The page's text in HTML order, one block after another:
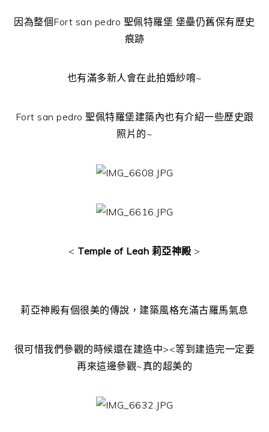
因為整個Fort san pedro 聖佩特羅堡 堡壘仍舊保有歷史
痕跡
也有滿多新人會在此拍婚紗唷~
Fort san pedro 聖佩特羅堡建築內也有介紹一些歷史跟
照片的~
< Temple of Leah 莉亞神殿 >
莉亞神殿有個很美的傳說，建築風格充滿古羅馬氣息
很可惜我們參觀的時候還在建造中><等到建造完一定要
再來這邊參觀~真的超美的